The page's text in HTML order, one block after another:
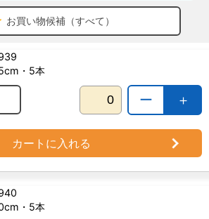
お買い物候補（すべて）
・5本
＋
ー
カートに入れる
・5本